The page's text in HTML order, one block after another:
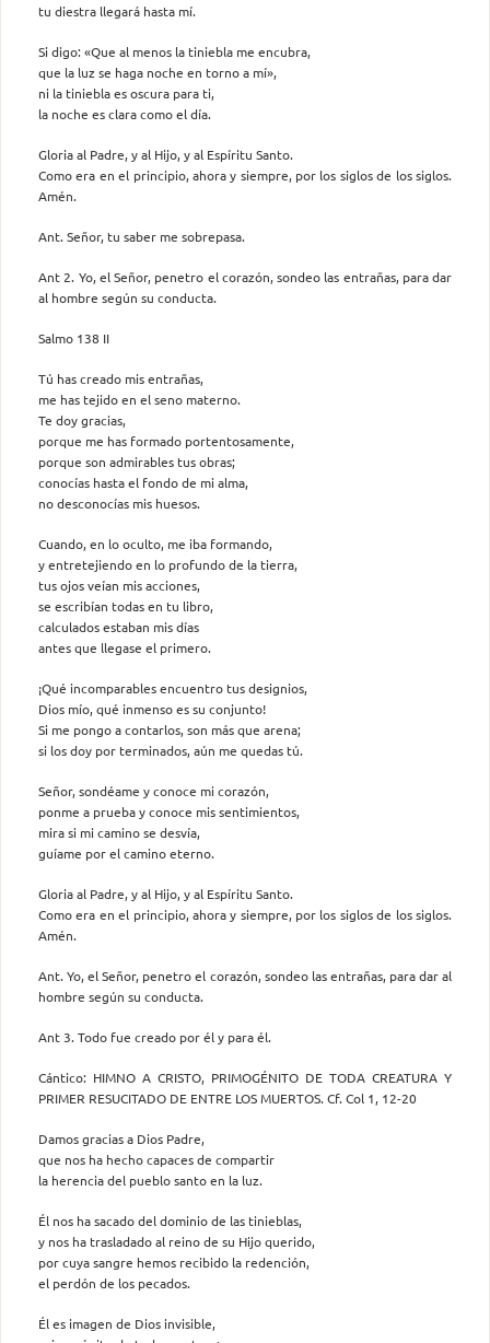
tu diestra llegará hasta mí.
Si digo: «Que al menos la tiniebla me encubra,
que la luz se haga noche en torno a mí»,
ni la tiniebla es oscura para ti,
la noche es clara como el día.
Gloria al Padre, y al Hijo, y al Espíritu Santo.
Como era en el principio, ahora y siempre, por los siglos de los siglos.
Amén.
Ant. Señor, tu saber me sobrepasa.
Ant 2. Yo, el Señor, penetro el corazón, sondeo las entrañas, para dar
al hombre según su conducta.
Salmo 138 II
Tú has creado mis entrañas,
me has tejido en el seno materno.
Te doy gracias,
porque me has formado portentosamente,
porque son admirables tus obras;
conocías hasta el fondo de mi alma,
no desconocías mis huesos.
Cuando, en lo oculto, me iba formando,
y entretejiendo en lo profundo de la tierra,
tus ojos veían mis acciones,
se escribían todas en tu libro,
calculados estaban mis días
antes que llegase el primero.
¡Qué incomparables encuentro tus designios,
Dios mío, qué inmenso es su conjunto!
Si me pongo a contarlos, son más que arena;
si los doy por terminados, aún me quedas tú.
Señor, sondéame y conoce mi corazón,
ponme a prueba y conoce mis sentimientos,
mira si mi camino se desvía,
guíame por el camino eterno.
Gloria al Padre, y al Hijo, y al Espíritu Santo.
Como era en el principio, ahora y siempre, por los siglos de los siglos.
Amén.
Ant. Yo, el Señor, penetro el corazón, sondeo las entrañas, para dar al
hombre según su conducta.
Ant 3. Todo fue creado por él y para él.
Cántico: HIMNO A CRISTO, PRIMOGÉNITO DE TODA CREATURA Y
PRIMER RESUCITADO DE ENTRE LOS MUERTOS. Cf. Col 1, 12-20
Damos gracias a Dios Padre,
que nos ha hecho capaces de compartir
la herencia del pueblo santo en la luz.
Él nos ha sacado del dominio de las tinieblas,
y nos ha trasladado al reino de su Hijo querido,
por cuya sangre hemos recibido la redención,
el perdón de los pecados.
Él es imagen de Dios invisible,